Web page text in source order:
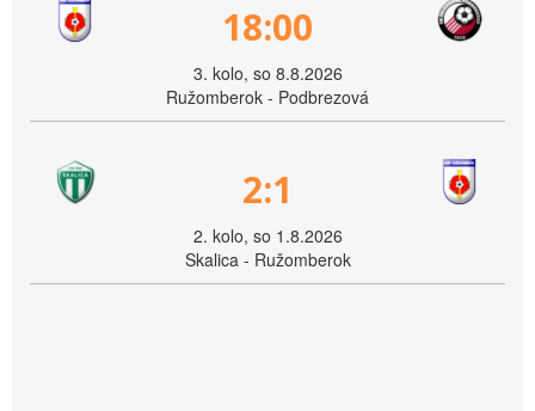
18:00
3. kolo, so 8.8.2026
Ružomberok - Podbrezová
2:1
2. kolo, so 1.8.2026
Skalica - Ružomberok